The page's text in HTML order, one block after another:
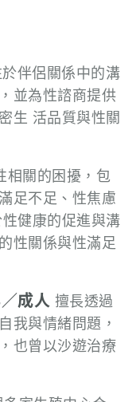
伴侶關係中的溝
並為性諮商提供
生 活品質與性關
相關的困擾，包
足不足、性焦慮
健康的促進與溝
性關係與性滿足
成人 擅長透過
我與情緒問題，
也曾以沙遊治療